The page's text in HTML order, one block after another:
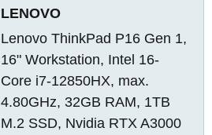
LENOVO
Lenovo ThinkPad P16 Gen 1,
16" Workstation, Intel 16-
Core i7-12850HX, max.
4.80GHz, 32GB RAM, 1TB
M.2 SSD, Nvidia RTX A3000